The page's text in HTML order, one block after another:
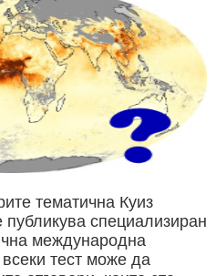
тематична Куиз
специализиран
международна
тест може да